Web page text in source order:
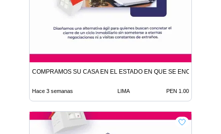
COMPRAMOS SU CASA EN EL ESTADO EN QUE SE ENCUENTRE
Hace 3 semanas LIMA PEN 1.00